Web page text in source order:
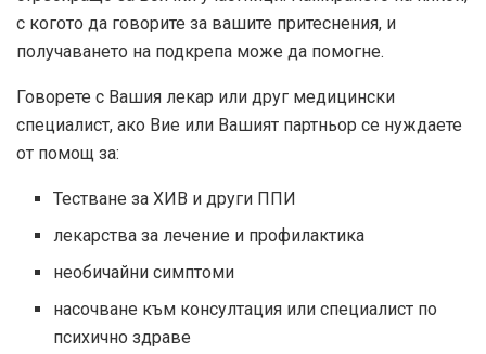
с когото да говорите за вашите притеснения, и
получаването на подкрепа може да помогне.
Говорете с Вашия лекар или друг медицински
специалист, ако Вие или Вашият партньор се нуждаете
от помощ за:
Тестване за ХИВ и други ППИ
лекарства за лечение и профилактика
необичайни симптоми
насочване към консултация или специалист по
психично здраве